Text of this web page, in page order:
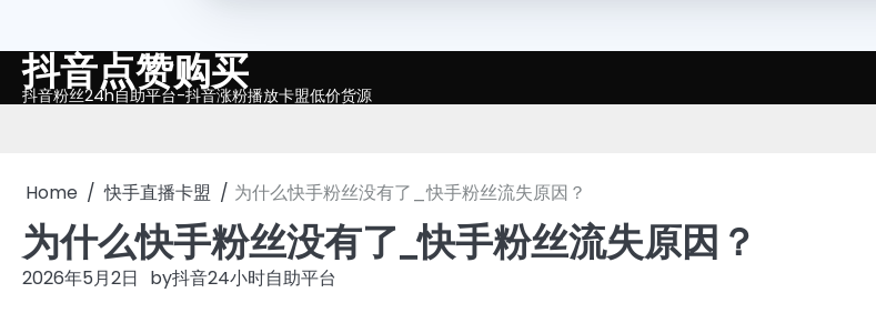
Skip抖音点赞购买
抖音粉丝24h自助平台-抖音涨粉播放卡盟低价货源
Home 快手直播卡盟 为什么快手粉丝没有了_快手粉丝流失原因？
为什么快手粉丝没有了_快手粉丝流失原因？
2026年5月2日 by抖音24小时自助平台